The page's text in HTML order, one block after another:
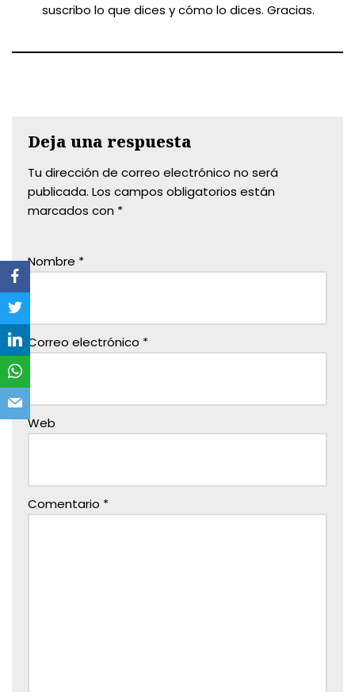
suscribo lo que dices y cómo lo dices. Gracias.
Deja una respuesta
Tu dirección de correo electrónico no será
publicada. Los campos obligatorios están
marcados con *
Nombre *
Correo electrónico *
Web
Comentario *